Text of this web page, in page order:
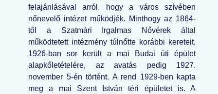
felajánlásával arról, hogy a város szívében
nőnevelő intézet működjék. Minthogy az 1864-
től a Szatmári Irgalmas Nővérek által
működtetett intézmény túlnőtte korábbi kereteit,
1926-ban sor került a mai Budai úti épület
alapkőletételére, az avatás pedig 1927.
november 5-én történt. A rend 1929-ben kapta
meg a mai Szent István téri épületet is. A